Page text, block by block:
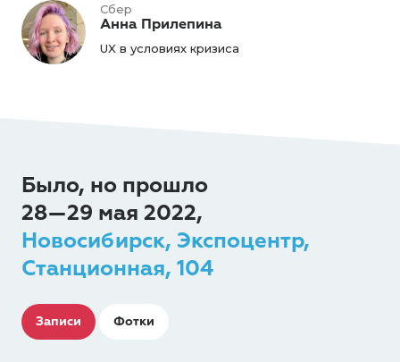
Сбер
Анна Прилепина
UX в условиях кризиса
Было, но прошло
28—29 мая 2022,
Новосибирск, Экспоцентр,
Станционная, 104
Записи Фотки